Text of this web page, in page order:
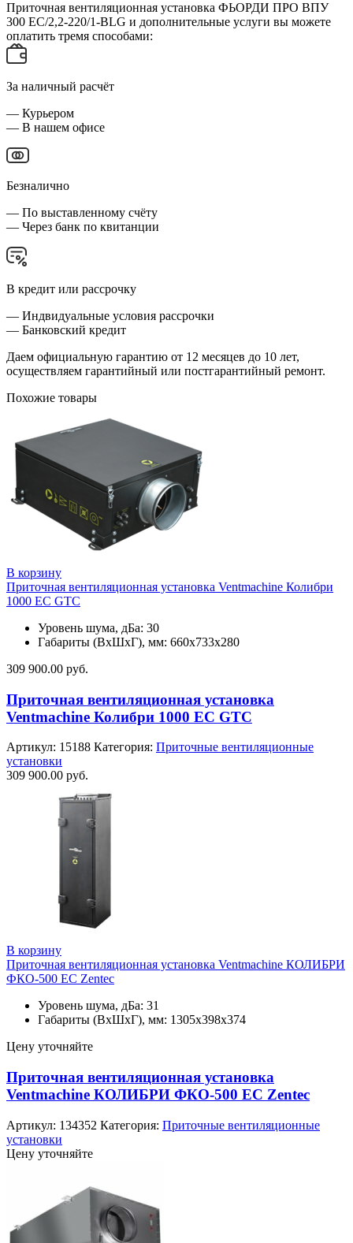
Приточная вентиляционная установка ФЬОРДИ ПРО ВПУ
300 ЕС/2,2-220/1-BLG и дополнительные услуги вы можете
оплатить тремя способами:
За наличный расчёт
— Курьером
— В нашем офисе
Безналично
— По выставленному счёту
— Через банк по квитанции
В кредит или рассрочку
— Индвидуальные условия рассрочки
— Банковский кредит
Даем официальную гарантию от 12 месяцев до 10 лет,
осуществляем гарантийный или постгарантийный ремонт.
Похожие товары
В корзину
Приточная вентиляционная установка Ventmachine Колибри
1000 EC GTC
Уровень шума, дБа: 30
Габариты (ВхШхГ), мм: 660х733х280
309 900.00 руб.
Приточная вентиляционная установка
Ventmachine Колибри 1000 EC GTC
Артикул: 15188 Категория: Приточные вентиляционные
установки
309 900.00 руб.
В корзину
Приточная вентиляционная установка Ventmachine КОЛИБРИ
ФКО-500 ЕС Zentec
Уровень шума, дБа: 31
Габариты (ВхШхГ), мм: 1305x398x374
Цену уточняйте
Приточная вентиляционная установка
Ventmachine КОЛИБРИ ФКО-500 ЕС Zentec
Артикул: 134352 Категория: Приточные вентиляционные
установки
Цену уточняйте